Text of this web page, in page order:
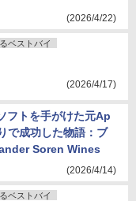
(2026/4/22)
ベストバイ
(2026/4/17)
フトを手がけた元Ap
で成功した物語：ブ
Soren Wines
(2026/4/14)
ベストバイ